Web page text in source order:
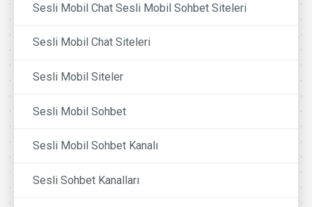
Sesli Mobil Chat Sesli Mobil Sohbet Siteleri
Sesli Mobil Chat Siteleri
Sesli Mobil Siteler
Sesli Mobil Sohbet
Sesli Mobil Sohbet Kanalı
Sesli Sohbet Kanalları